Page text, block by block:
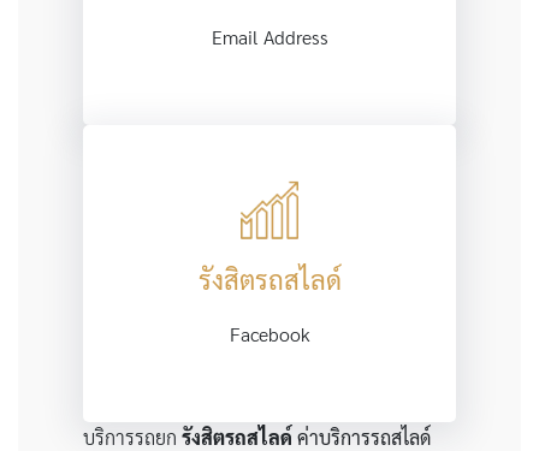
Email Address
รังสิตรถสไลด์
Facebook
บริการรถยก รังสิตรถสไลด์ ค่าบริการรถสไลด์